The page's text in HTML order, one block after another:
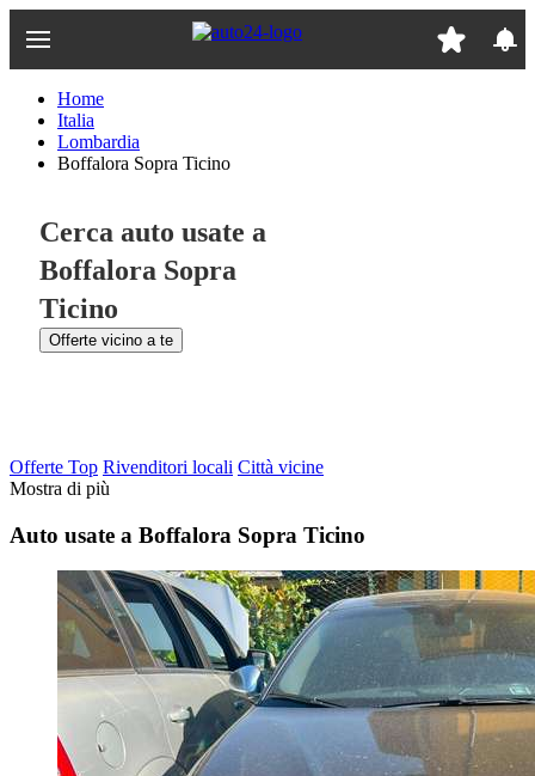
Home
Italia
Lombardia
Boffalora Sopra Ticino
Cerca auto usate a
Boffalora Sopra
Ticino
Offerte vicino a te
Offerte Top Rivenditori locali Città vicine
Mostra di più
Auto usate a Boffalora Sopra Ticino